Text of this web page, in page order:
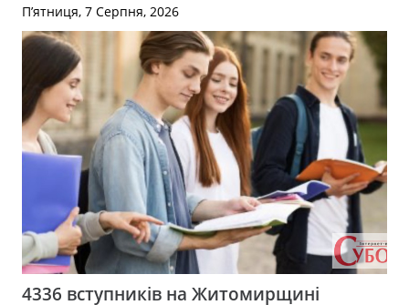
П’ятниця, 7 Серпня, 2026
4336 вступників на Житомирщині